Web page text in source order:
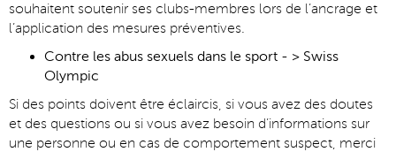
souhaitent soutenir ses clubs-membres lors de l’ancrage et
l’application des mesures préventives.
Contre les abus sexuels dans le sport - > Swiss
Olympic
Si des points doivent être éclaircis, si vous avez des doutes
et des questions ou si vous avez besoin d’informations sur
une personne ou en cas de comportement suspect, merci